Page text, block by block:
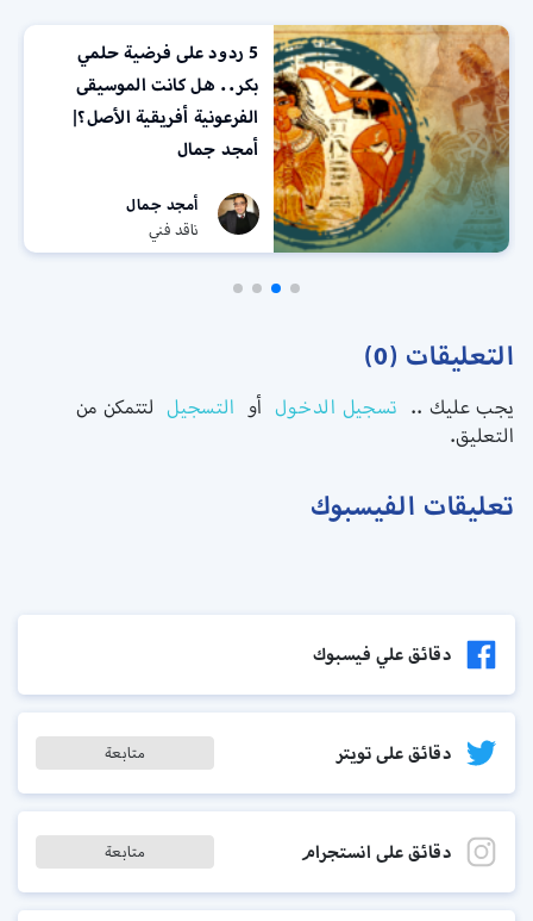
5 ردود على فرضية حلمي
بكر.. هل كانت الموسيقى
الفرعونية أفريقية الأصل؟|
أمجد جمال
أمجد جمال
ناقد فني
التعليقات (0)
يجب عليك .. تسجيل الدخول أو التسجيل لتتمكن من
التعليق.
تعليقات الفيسبوك
دقائق علي فيسبوك
دقائق على تويتر متابعة
دقائق على انستجرام متابعة